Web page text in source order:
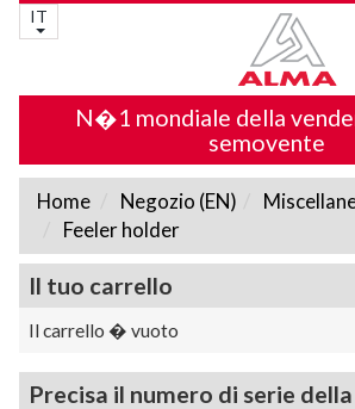
IT
N�1 mondiale della
semovente
Home Negozio (EN)
Feeler holder
Il tuo carrello
Il carrello � vuoto
Precisa il numero di serie